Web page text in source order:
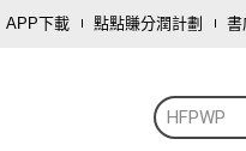
APP下載 點點賺分潤計劃 書
HFPWP